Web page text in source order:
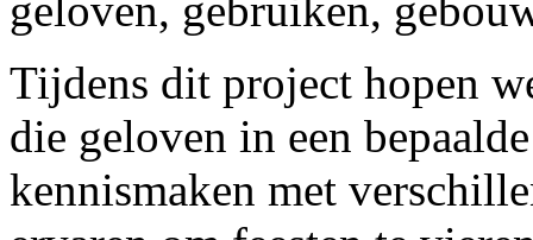
Tijdens dit project hopen
die geloven in een
kennismaken met